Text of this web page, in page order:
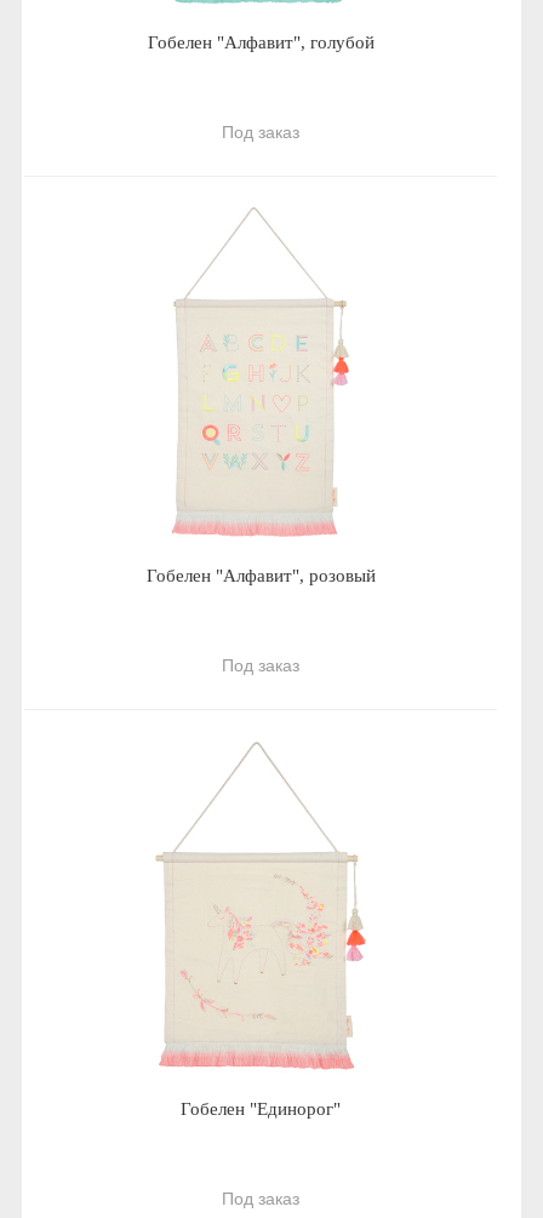
Гобелен "Алфавит", голубой
Под заказ
Гобелен "Алфавит", розовый
Под заказ
Гобелен "Единорог"
Под заказ